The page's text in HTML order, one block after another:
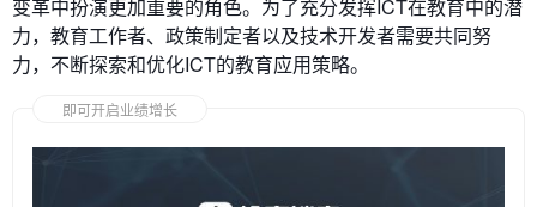
变革中扮演更加重要的角色。为了充分发挥ICT在教育中的潜
力，教育工作者、政策制定者以及技术开发者需要共同努
力，不断探索和优化ICT的教育应用策略。
即可开启业绩增长